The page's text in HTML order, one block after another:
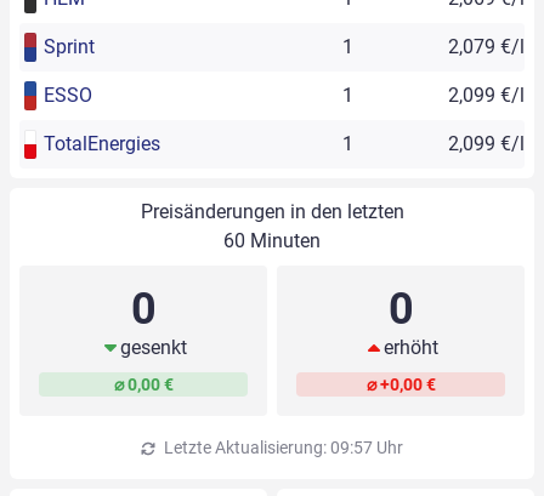
Sprint 1 2,079 €/l
ESSO 1 2,099 €/l
TotalEnergies 1 2,099 €/l
Preisänderungen in den letzten
60 Minuten
0
gesenkt
⌀ 0,00 €
0
erhöht
⌀ +0,00 €
Letzte Aktualisierung: 09:57 Uhr